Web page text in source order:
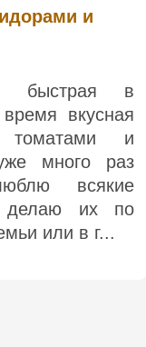
и
быстрая в
вкусная
томатами и
много раз
всякие
делаю их по
или в г...